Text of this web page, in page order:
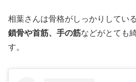
相葉さんは骨格がしっかりしている
鎖骨や首筋、手の筋などがとても
す。